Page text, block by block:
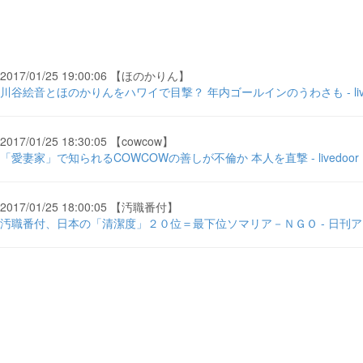
2017/01/25 19:00:06 【ほのかりん】
川谷絵音とほのかりんをハワイで目撃？ 年内ゴールインのうわさも -
2017/01/25 18:30:05 【cowcow】
「愛妻家」で知られるCOWCOWの善しが不倫か 本人を直撃 - livedoor
2017/01/25 18:00:05 【汚職番付】
汚職番付、日本の「清潔度」２０位＝最下位ソマリア－ＮＧＯ - 日刊